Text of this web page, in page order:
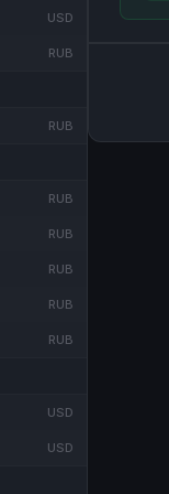
USD
RUB
RUB
RUB
RUB
RUB
RUB
RUB
USD
USD